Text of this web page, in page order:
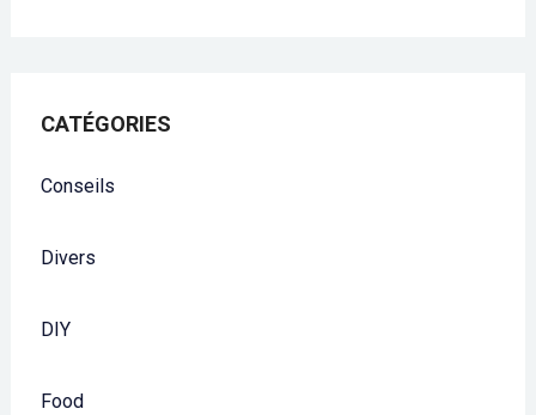
CATÉGORIES
Conseils
Divers
DIY
Food